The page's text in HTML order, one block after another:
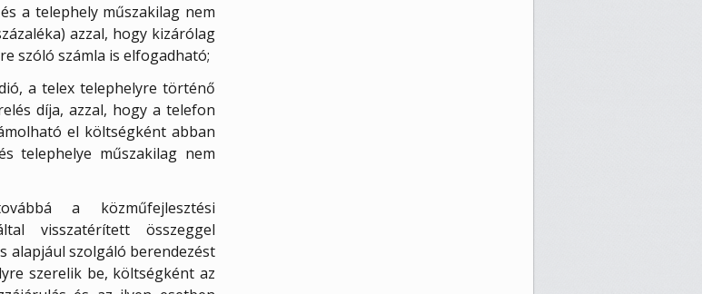
a telephely műszakilag nem
azzal, hogy kizárólag
szóló számla is elfogadható;
a telex telephelyre történő
díja, azzal, hogy a telefon
el költségként abban
telephelye műszakilag nem
a közműfejlesztési
visszatérített összeggel
alapjául szolgáló berendezést
szerelik be, költségként az